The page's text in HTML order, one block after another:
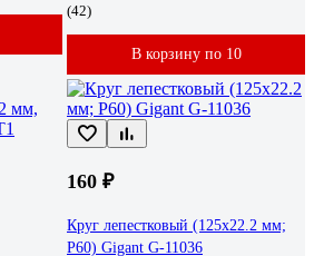
(42)
В корзину по 10
160 ₽
Круг лепестковый (125x22.2 мм;
P60) Gigant G-11036